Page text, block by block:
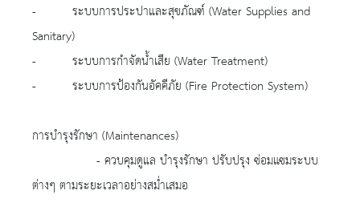
- ระบบการประปาและสุขภัณฑ์ (Water Supplies and
Sanitary)
- ระบบการกำจัดน้ำเสีย (Water Treatment)
- ระบบการป้องกันอัคคีภัย (Fire Protection System)
การบำรุงรักษา (Maintenances)
- ควบคุมดูแล บำรุงรักษา ปรับปรุง ซ่อมแซมระบบ
ต่างๆ ตามระยะเวลาอย่างสม่ำเสมอ